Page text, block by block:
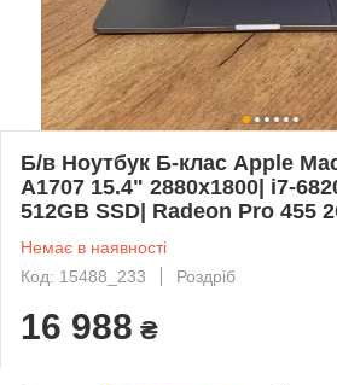
Б/в Ноутбук Б-клас Apple
A1707 15.4" 2880x1800| i7-
512GB SSD| Radeon Pro 455
Немає в наявності
Код: 15488_233
Роздріб
16 988 ₴